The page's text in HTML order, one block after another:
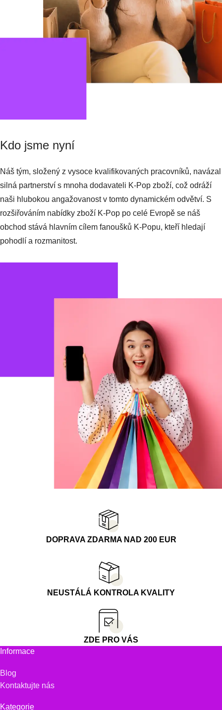
Kdo jsme nyní
Náš tým, složený z vysoce kvalifikovaných pracovníků, navázal
silná partnerství s mnoha dodavateli K-Pop zboží, což odráží
naši hlubokou angažovanost v tomto dynamickém odvětví. S
rozšiřováním nabídky zboží K-Pop po celé Evropě se náš
obchod stává hlavním cílem fanoušků K-Popu, kteří hledají
pohodlí a rozmanitost.
DOPRAVA ZDARMA NAD 200 EUR
NEUSTÁLÁ KONTROLA KVALITY
ZDE PRO VÁS
Informace
Blog
Kontaktujte nás
Kategorie